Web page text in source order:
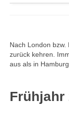
Nach London
zurück kehren.
aus als in
Frühjahr